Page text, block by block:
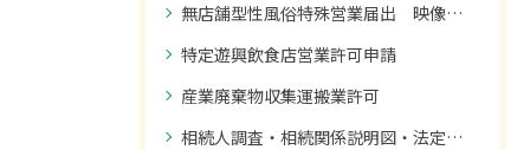
無店舗型性風俗特殊営業届出 映像送信型性風俗特殊営業届出
特定遊興飲食店営業許可申請
産業廃棄物収集運搬業許可
相続人調査・相続関係説明図・法定相続情報の作成